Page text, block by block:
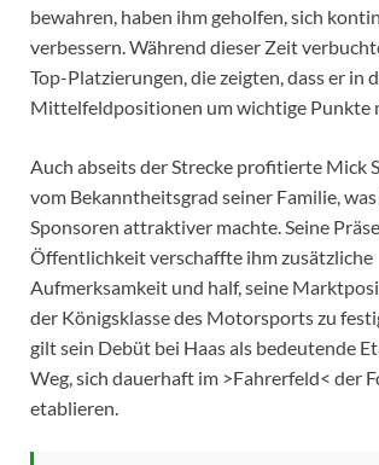
bewahren, haben ihm geholfen, sich
verbessern. Während dieser Zeit
Top-Platzierungen, die zeigten, dass er in
Mittelfeldpositionen um wichtige Punkte
Auch abseits der Strecke profitierte Mick
vom Bekanntheitsgrad seiner Familie,
Sponsoren attraktiver machte. Seine
Öffentlichkeit verschaffte ihm zusätzliche
Aufmerksamkeit und half, seine
der Königsklasse des Motorsports zu
gilt sein Debüt bei Haas als bedeutende
Weg, sich dauerhaft im >Fahrerfeld< der
etablieren.